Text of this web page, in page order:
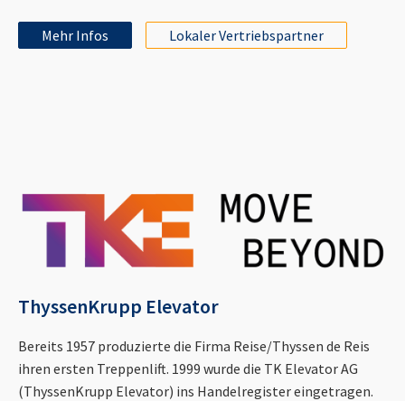
Mehr Infos Lokaler Vertriebspartner
ThyssenKrupp Elevator
Bereits 1957 produzierte die Firma Reise/Thyssen de Reis
ihren ersten Treppenlift. 1999 wurde die TK Elevator AG
(ThyssenKrupp Elevator) ins Handelregister eingetragen.